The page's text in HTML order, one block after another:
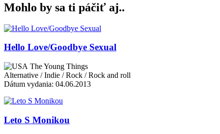
Mohlo by sa ti páčiť aj..
Hello Love/Goodbye Sexual
The Young Things
Alternative / Indie / Rock / Rock and roll
Dátum vydania: 04.06.2013
Leto S Monikou